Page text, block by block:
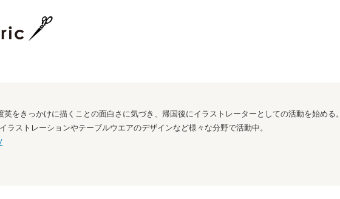
をきっかけに描くことの面白さに気づき、帰国後にイラストレーターとしての活動を始める。
ラストレーションやテーブルウエアのデザインなど様々な分野で活動中。